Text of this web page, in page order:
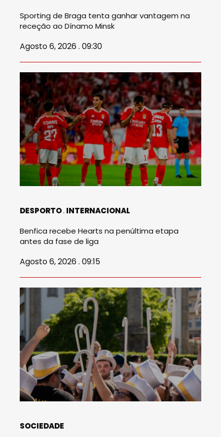
Sporting de Braga tenta ganhar vantagem na
receção ao Dínamo Minsk
Agosto 6, 2026 . 09:30
DESPORTO INTERNACIONAL
Benfica recebe Hearts na penúltima etapa
antes da fase de liga
Agosto 6, 2026 . 09:15
SOCIEDADE